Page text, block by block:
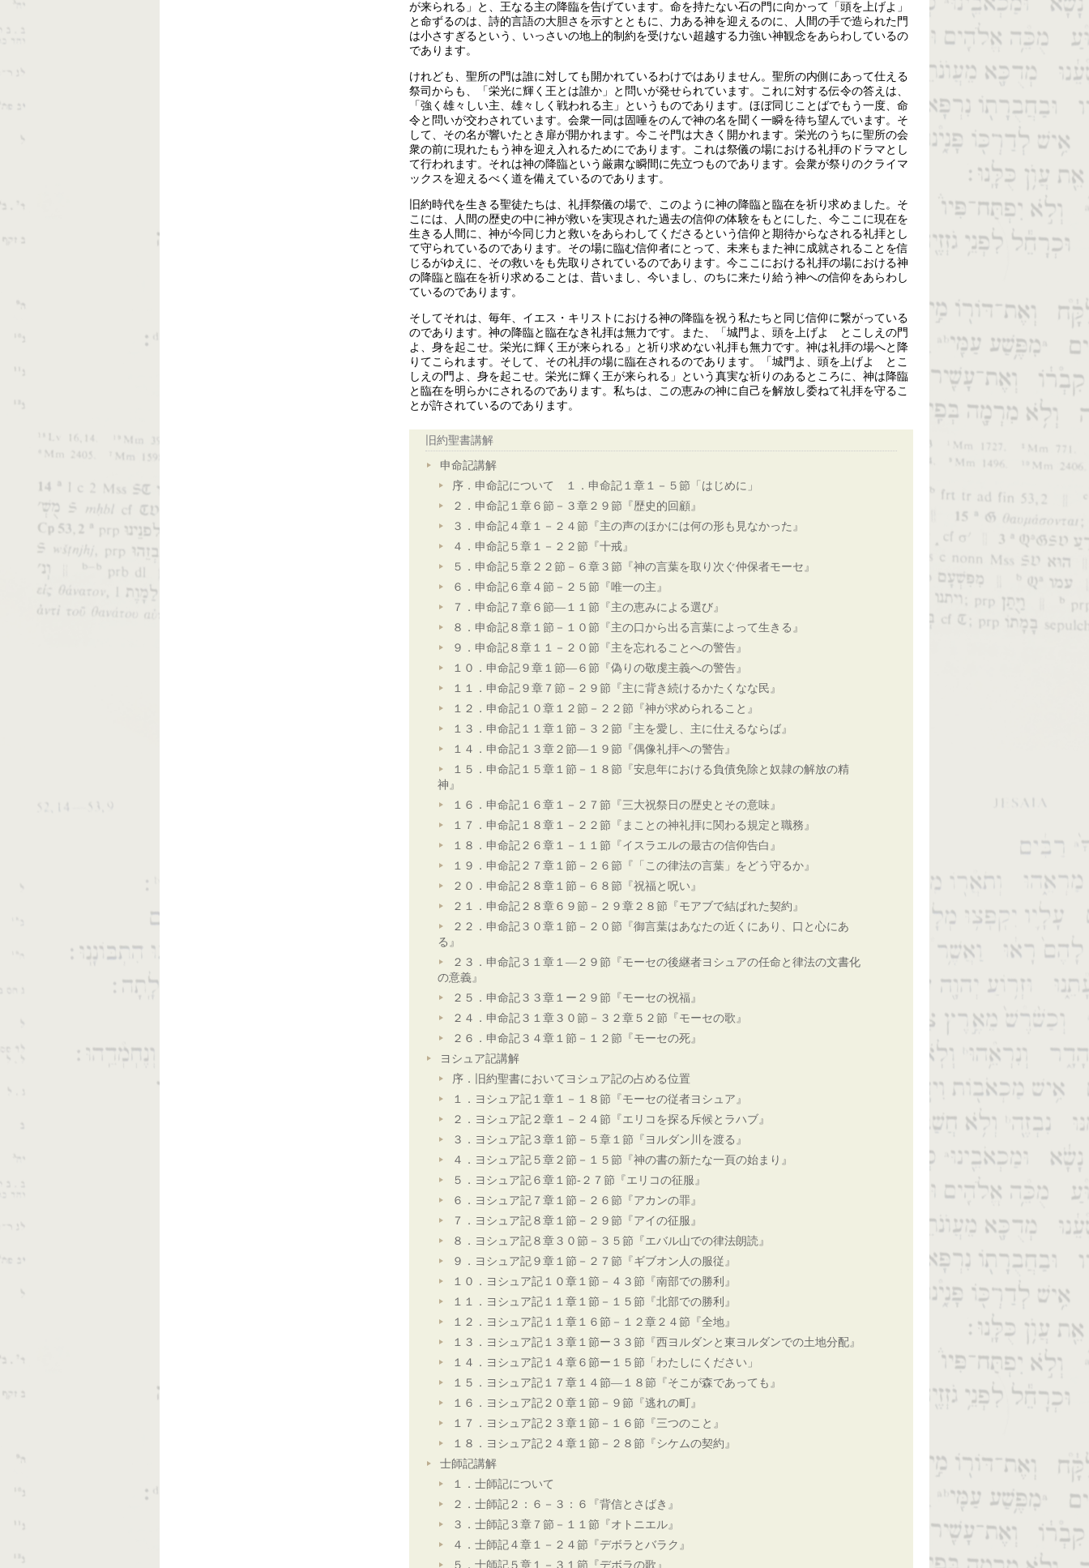
が来られる」と、王なる主の降臨を告げています。命を持たない石の門に向かって「頭を上げよ」
と命ずるのは、詩的言語の大胆さを示すとともに、力ある神を迎えるのに、人間の手で造られた門
は小さすぎるという、いっさいの地上的制約を受けない超越する力強い神観念をあらわしているの
であります。
けれども、聖所の門は誰に対しても開かれているわけではありません。聖所の内側にあって仕える
祭司からも、「栄光に輝く王とは誰か」と問いが発せられています。これに対する伝令の答えは、
「強く雄々しい主、雄々しく戦われる主」というものであります。ほぼ同じことばでもう一度、命
令と問いが交わされています。会衆一同は固唾をのんで神の名を聞く一瞬を待ち望んでいます。そ
して、その名が響いたとき扉が開かれます。今こそ門は大きく開かれます。栄光のうちに聖所の会
衆の前に現れたもう神を迎え入れるためにであります。これは祭儀の場における礼拝のドラマとし
て行われます。それは神の降臨という厳粛な瞬間に先立つものであります。会衆が祭りのクライマ
ックスを迎えるべく道を備えているのであります。
旧約時代を生きる聖徒たちは、礼拝祭儀の場で、このように神の降臨と臨在を祈り求めました。そ
こには、人間の歴史の中に神が救いを実現された過去の信仰の体験をもとにした、今ここに現在を
生きる人間に、神が今同じ力と救いをあらわしてくださるという信仰と期待からなされる礼拝とし
て守られているのであります。その場に臨む信仰者にとって、未来もまた神に成就されることを信
じるがゆえに、その救いをも先取りされているのであります。今ここにおける礼拝の場における神
の降臨と臨在を祈り求めることは、昔いまし、今いまし、のちに来たり給う神への信仰をあらわし
ているのであります。
そしてそれは、毎年、イエス・キリストにおける神の降臨を祝う私たちと同じ信仰に繋がっている
のであります。神の降臨と臨在なき礼拝は無力です。また、「城門よ、頭を上げよ とこしえの門
よ、身を起こせ。栄光に輝く王が来られる」と祈り求めない礼拝も無力です。神は礼拝の場へと降
りてこられます。そして、その礼拝の場に臨在されるのであります。「城門よ、頭を上げよ とこ
しえの門よ、身を起こせ。栄光に輝く王が来られる」という真実な祈りのあるところに、神は降臨
と臨在を明らかにされるのであります。私ちは、この恵みの神に自己を解放し委ねて礼拝を守るこ
とが許されているのであります。
旧約聖書講解
申命記講解
序．申命記について １．申命記１章１－５節「はじめに」
２．申命記１章６節－３章２９節『歴史的回顧』
３．申命記４章１－２４節『主の声のほかには何の形も見なかった』
４．申命記５章１－２２節『十戒』
５．申命記５章２２節－６章３節『神の言葉を取り次ぐ仲保者モーセ』
６．申命記６章４節－２５節『唯一の主』
７．申命記７章６節―１１節『主の恵みによる選び』
８．申命記８章１節－１０節『主の口から出る言葉によって生きる』
９．申命記８章１１－２０節『主を忘れることへの警告』
１０．申命記９章１節―６節『偽りの敬虔主義への警告』
１１．申命記９章７節－２９節『主に背き続けるかたくなな民』
１２．申命記１０章１２節－２２節『神が求められること』
１３．申命記１１章１節－３２節『主を愛し、主に仕えるならば』
１４．申命記１３章２節―１９節『偶像礼拝への警告』
１５．申命記１５章１節－１８節『安息年における負債免除と奴隷の解放の精
神』
１６．申命記１６章１－２７節『三大祝祭日の歴史とその意味』
１７．申命記１８章１－２２節『まことの神礼拝に関わる規定と職務』
１８．申命記２６章１－１１節『イスラエルの最古の信仰告白』
１９．申命記２７章１節－２６節『「この律法の言葉」をどう守るか』
２０．申命記２８章１節－６８節『祝福と呪い』
２１．申命記２８章６９節－２９章２８節『モアブで結ばれた契約』
２２．申命記３０章１節－２０節『御言葉はあなたの近くにあり、口と心にあ
る』
２３．申命記３１章１―２９節『モーセの後継者ヨシュアの任命と律法の文書化
の意義』
２５．申命記３３章１ー２９節『モーセの祝福』
２４．申命記３１章３０節－３２章５２節『モーセの歌』
２６．申命記３４章１節－１２節『モーセの死』
ヨシュア記講解
序．旧約聖書においてヨシュア記の占める位置
１．ヨシュア記１章１－１８節『モーセの従者ヨシュア』
２．ヨシュア記２章１－２４節『エリコを探る斥候とラハブ』
３．ヨシュア記３章１節－５章１節『ヨルダン川を渡る』
４．ヨシュア記５章２節－１５節『神の書の新たな一頁の始まり』
５．ヨシュア記６章１節-２７節『エリコの征服』
６．ヨシュア記７章１節－２６節『アカンの罪』
７．ヨシュア記８章１節－２９節『アイの征服』
８．ヨシュア記８章３０節－３５節『エバル山での律法朗読』
９．ヨシュア記９章１節－２７節『ギブオン人の服従』
１０．ヨシュア記１０章１節－４３節『南部での勝利』
１１．ヨシュア記１１章１節－１５節『北部での勝利』
１２．ヨシュア記１１章１６節－１２章２４節『全地』
１３．ヨシュア記１３章１節ー３３節『西ヨルダンと東ヨルダンでの土地分配』
１４．ヨシュア記１４章６節ー１５節「わたしにください」
１５．ヨシュア記１７章１４節―１８節『そこが森であっても』
１６．ヨシュア記２０章１節－９節『逃れの町』
１７．ヨシュア記２３章１節－１６節『三つのこと』
１８．ヨシュア記２４章１節－２８節『シケムの契約』
士師記講解
１．士師記について
２．士師記２：６－３：６『背信とさばき』
３．士師記３章７節－１１節『オトニエル』
４．士師記４章１－２４節『デボラとバラク』
５．士師記５章１－３１節『デボラの歌』